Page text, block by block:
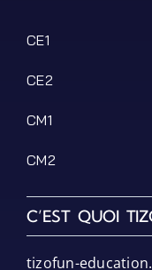
CE1
CE2
CM1
CM2
C’EST QUOI
tizofun-